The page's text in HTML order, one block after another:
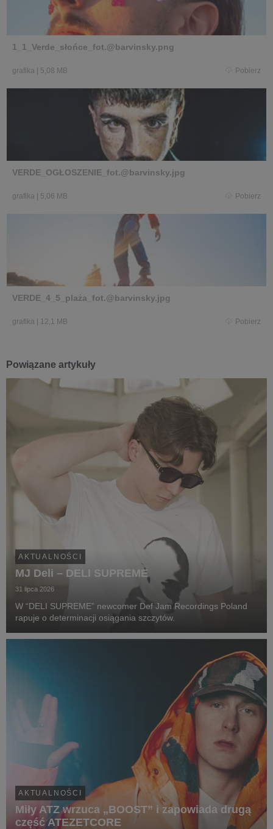
1_1_Verde_słońce_fot.@barvinsky.png
grafika 5,08 MB Pobierz
VERDE_OGŁOSZENIE_fot.@barvinsky.jpg
grafika 5,06 MB Pobierz
VERDE_4_5_plaża_fot.@barvinsky.jpg
grafika 12,1 MB Pobierz
Powiązane artykuły
AKTUALNOŚCI
MJ Deli – DELI SUPREME
31 lipca 2026
W “DELI SUPREME” newcomer Def Jam Recordings Poland
rapuje o determinacji osiągania szczytów.
AKTUALNOŚCI
Miły ATZ wrzuca „BOOST” i zapowiada drugą
część ATEZETCORE